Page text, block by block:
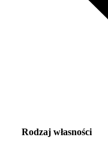
Rodzaj własności